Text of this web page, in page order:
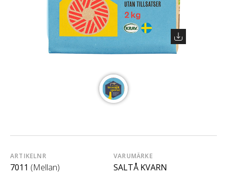
ARTIKELNR
7011 (Mellan)
VARUMÄRKE
SALTÅ KVARN